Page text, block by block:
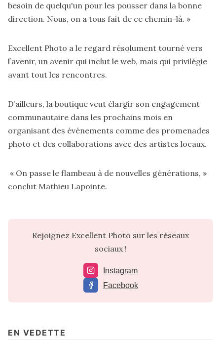
besoin de quelqu'un pour les pousser dans la bonne
direction. Nous, on a tous fait de ce chemin-là. »
Excellent Photo a le regard résolument tourné vers
l’avenir, un avenir qui inclut le web, mais qui privilégie
avant tout les rencontres.
D’ailleurs, la boutique veut élargir son engagement
communautaire dans les prochains mois en
organisant des événements comme des promenades
photo et des collaborations avec des artistes locaux.
« On passe le flambeau à de nouvelles générations, »
conclut Mathieu Lapointe.
Rejoignez Excellent Photo sur les réseaux
sociaux !
Instagram
Facebook
EN VEDETTE